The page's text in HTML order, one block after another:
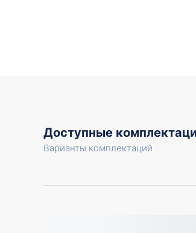
Доступные
Варианты комплектаций